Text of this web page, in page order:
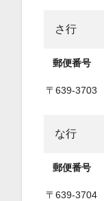
さ行
郵便番号
〒639-3703
な行
郵便番号
〒639-3704